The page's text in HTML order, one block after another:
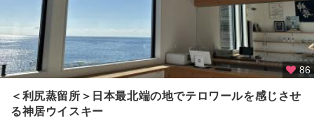
86
＜利尻蒸留所＞日本最北端の地でテロワールを感じさせ
る神居ウイスキー